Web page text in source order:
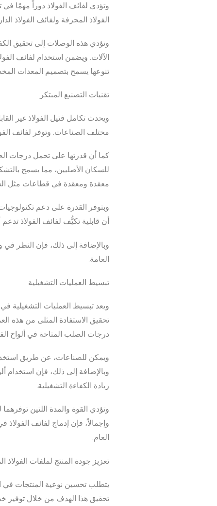
وتؤدي لفائف الفولاذ دوراً مهمًا في
الفولاذ المجرفة ولفائف الفولاذ
وتؤدي هذه الوصلات إلى تحقيق
الآلات. ويضمن استخدام لفائف
تنوعها يسمح بتصميم المعدات
تقنيات التصنيع المبتكر
ويحدث تكامل فتيل الفولاذ غير
مختلف الصناعات. وتوفر لفائف
كما أن قدرتها على تحمل درجات
للسكان الأصليين، مما يسمح
معقدة ومعقدة في قطاعات مثل
وبتوفر القدرة على دعم تكنولوجيات
أن قابلية تكيُّف لفائف الفولاذ
وبالإضافة إلى ذلك، فإن النظر في
العامة.
تبسيط العمليات التشغيلية
ويعد تبسيط العمليات التشغيلية
تحقيق الاستفادة المثلى من هذه
درجات الصلب المتاحة في ألواح
ويمكن للصناعات، عن طريق استخدام
وبالإضافة إلى ذلك، فإن استخدام
زيادة الكفاءة التشغيلية.
وتؤدي القوة والمدة اللتين
وإجمالاً، فإن إدماج لفائف الفولاذ
العام.
تعزيز جودة المنتج لملفات الفولاذ
يتطلب تحسين نوعية المنتجات في
تحقيق هذا الهدف من خلال توفير